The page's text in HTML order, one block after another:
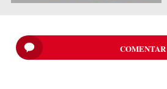
COMENTAR